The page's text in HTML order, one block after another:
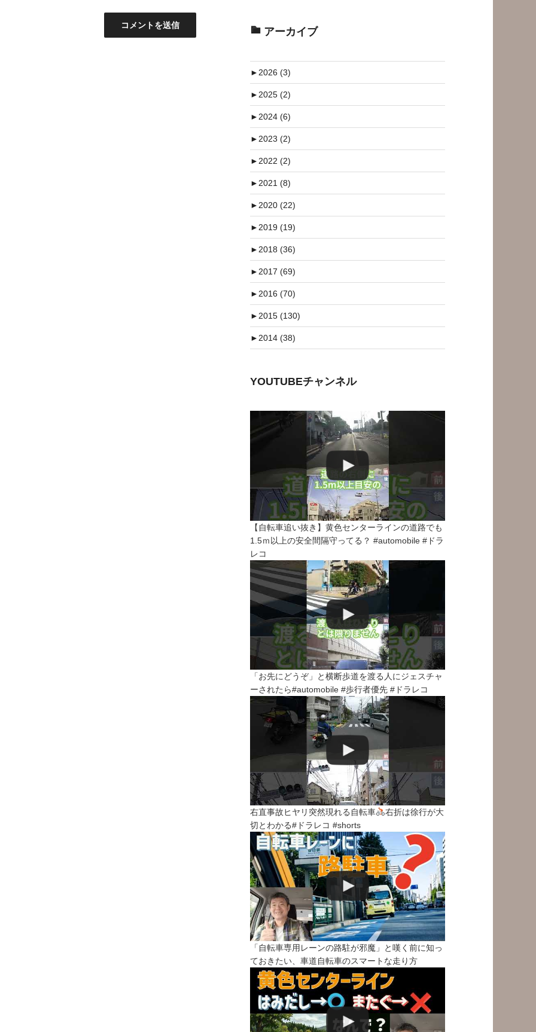
アーカイブ
►2026 (3)
►2025 (2)
►2024 (6)
►2023 (2)
►2022 (2)
►2021 (8)
►2020 (22)
►2019 (19)
►2018 (36)
►2017 (69)
►2016 (70)
►2015 (130)
►2014 (38)
YOUTUBEチャンネル
【自転車追い抜き】黄色センターラインの道路でも
1.5ｍ以上の安全間隔守ってる？ #automobile #ドラ
レコ
「お先にどうぞ」と横断歩道を渡る人にジェスチャ
ーされたら#automobile #歩行者優先 #ドラレコ
右直事故ヒヤリ突然現れる自転車
右折は徐行が大
切とわかる#ドラレコ #shorts
「自転車専用レーンの路駐が邪魔」と嘆く前に知っ
ておきたい、車道自転車のスマートな走り方